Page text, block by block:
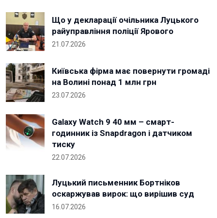
Що у декларації очільника Луцького
райуправління поліції Ярового
21.07.2026
Київська фірма має повернути громаді
на Волині понад 1 млн грн
23.07.2026
Galaxy Watch 9 40 мм – смарт-
годинник із Snapdragon і датчиком
тиску
22.07.2026
Луцький письменник Бортніков
оскаржував вирок: що вирішив суд
16.07.2026